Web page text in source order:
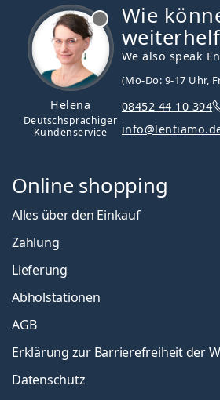
Helena
Deutschsprachiger
Kundenservice
Wie
We also speak
(Mo-Do: 9-17 Uhr,
08452 44 10 394
Online shopping
Alles über den Einkauf
Zahlung
Lieferung
Abholstationen
AGB
Erklärung zur Barrierefreiheit der
Datenschutz